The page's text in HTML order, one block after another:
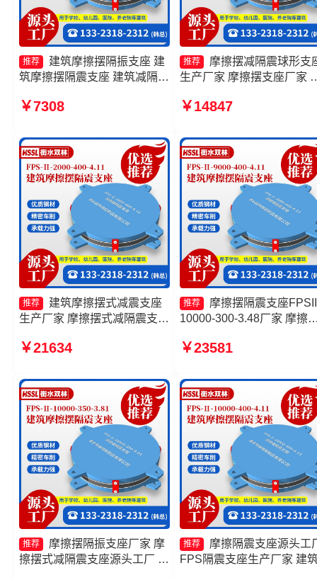
推荐
建筑摩擦摆隔振支座 建
筑摩擦摆隔震支座 建筑减隔震
座源头工厂
￥7308
推荐
摩擦摆减隔震球形支
生产厂家 摩擦摆支座厂家
400-4.11生产厂家 摩擦摆
头工厂
￥14847
推荐
建筑摩擦摆式减震支座
生产厂家 摩擦摆式减隔震支座
FPSII-3000-350-3.81厂家 减
￥21634
推荐
摩擦摆隔震支座
10000-300-3.48厂家 摩擦
3.48生产厂家 建筑摩擦摆
座FPSII-5000-400-4.11生
厂家
￥23581
推荐
摩擦摆隔振支座厂家 摩
擦摆式减隔震支座源头工厂 摩
推荐
摩擦隔震支座源头工
FPS隔震支座生产厂家 建